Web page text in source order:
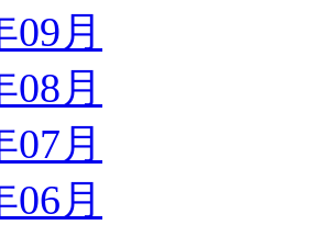
09月
08月
07月
06月